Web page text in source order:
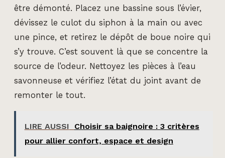
être démonté. Placez une bassine sous l’évier,
dévissez le culot du siphon à la main ou avec
une pince, et retirez le dépôt de boue noire qui
s’y trouve. C’est souvent là que se concentre la
source de l’odeur. Nettoyez les pièces à l’eau
savonneuse et vérifiez l’état du joint avant de
remonter le tout.
LIRE AUSSI
Choisir sa baignoire : 3 critères
pour allier confort, espace et design